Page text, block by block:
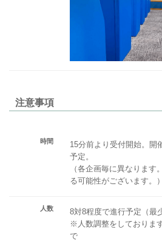
注意事項
時間
15分前より受付開始。開
予定。
（各企画毎に異なります
る可能性がございます。）
人数
8対8程度で進行予定（最
※人数調整をしておりま
で